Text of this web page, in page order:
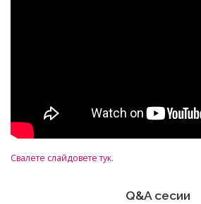
Свалете слайдовете тук.
Q&A сесии